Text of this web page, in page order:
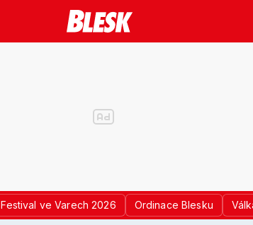
Festival ve Varech 2026 Ordinace Blesku